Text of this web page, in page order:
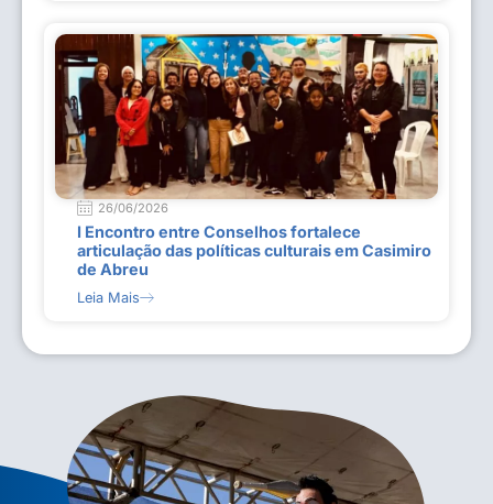
26/06/2026
I Encontro entre Conselhos fortalece
articulação das políticas culturais em Casimiro
de Abreu
Leia Mais